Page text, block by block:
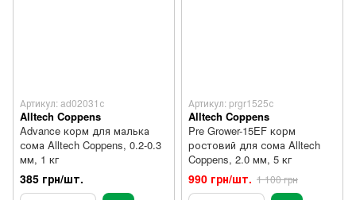
Артикул: ad02031с
Alltech Coppens
Advance корм для малька
сома Alltech Coppens, 0.2-0.3
мм, 1 кг
385 грн/шт.
Артикул: prgr1525с
Alltech Coppens
Pre Grower-15EF корм
ростовий для сома Alltech
Coppens, 2.0 мм, 5 кг
990 грн/шт. 1 100 грн